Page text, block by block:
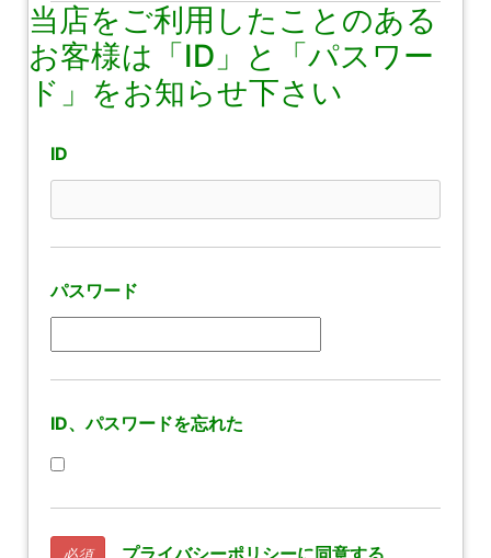
当店をご利用したことのある
お客様は「ID」と「パスワー
ド」をお知らせ下さい
ID
パスワード
ID、パスワードを忘れた
プライバシーポリシーに同意する